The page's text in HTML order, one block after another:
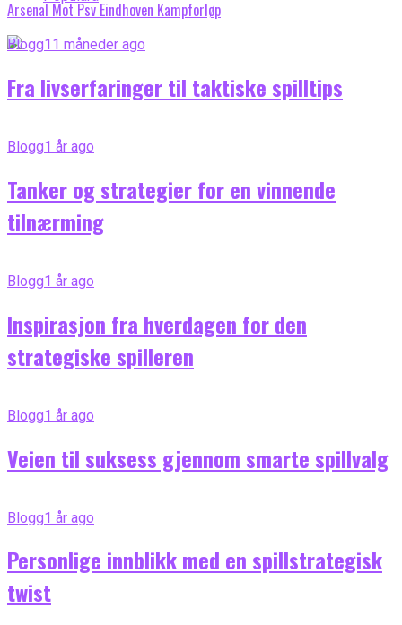
Arsenal Mot Psv Eindhoven Kampforløp
Blogg11 måneder ago
Fra livserfaringer til taktiske spilltips
Blogg1 år ago
Tanker og strategier for en vinnende
tilnærming
Blogg1 år ago
Inspirasjon fra hverdagen for den
strategiske spilleren
Blogg1 år ago
Veien til suksess gjennom smarte spillvalg
Blogg1 år ago
Personlige innblikk med en spillstrategisk
twist